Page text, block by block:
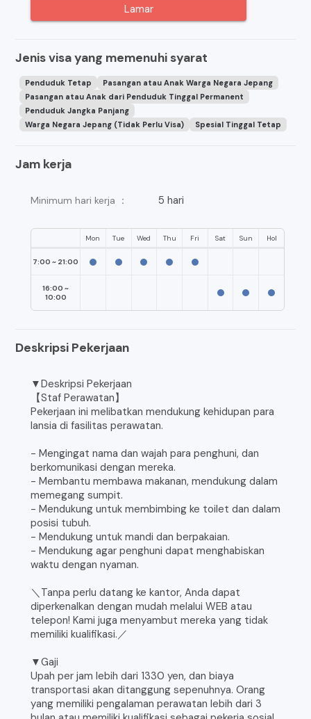
Lamar
Jenis visa yang memenuhi syarat
Penduduk Tetap
Pasangan atau Anak Warga Negara Jepang
Pasangan atau Anak dari Penduduk Tinggal Permanent
Penduduk Jangka Panjang
Warga Negara Jepang (Tidak Perlu Visa)
Spesial Tinggal Tetap
Jam kerja
Minimum hari kerja ： 5 hari
Mon Tue Wed Thu Fri Sat Sun Hol
7:00 ~ 21:00
16:00 ~
10:00
Deskripsi Pekerjaan
▼Deskripsi Pekerjaan
【Staf Perawatan】
Pekerjaan ini melibatkan mendukung kehidupan para
lansia di fasilitas perawatan.
- Mengingat nama dan wajah para penghuni, dan
berkomunikasi dengan mereka.
- Membantu membawa makanan, mendukung dalam
memegang sumpit.
- Mendukung untuk membimbing ke toilet dan dalam
posisi tubuh.
- Mendukung untuk mandi dan berpakaian.
- Mendukung agar penghuni dapat menghabiskan
waktu dengan nyaman.
＼Tanpa perlu datang ke kantor, Anda dapat
diperkenalkan dengan mudah melalui WEB atau
telepon! Kami juga menyambut mereka yang tidak
memiliki kualifikasi.／
▼Gaji
Upah per jam lebih dari 1330 yen, dan biaya
transportasi akan ditanggung sepenuhnya. Orang
yang memiliki pengalaman perawatan lebih dari 3